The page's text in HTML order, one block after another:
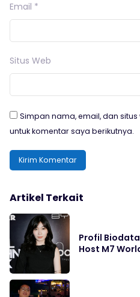
Email *
Situs Web
Simpan nama, email, dan
untuk komentar saya berikutnya.
Artikel Terkait
Profil Biodata
Host M7